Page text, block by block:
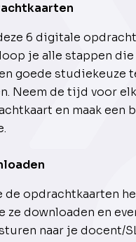
6 digitale
je alle stappen
goede studiekeuze
Neem de tijd voor
en maak een
de opdrachtkaarten
ze downloaden en
naar je docent/